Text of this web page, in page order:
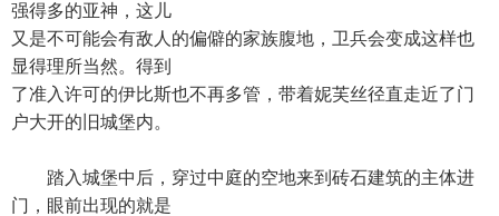
强得多的亚神，这儿
又是不可能会有敌人的偏僻的家族腹地，卫兵会变成这样也
显得理所当然。得到
了准入许可的伊比斯也不再多管，带着妮芙丝径直走近了门
户大开的旧城堡内。
踏入城堡中后，穿过中庭的空地来到砖石建筑的主体进
门，眼前出现的就是